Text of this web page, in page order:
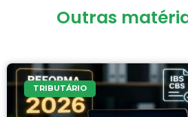
Outras
TRIBUTÁRIO